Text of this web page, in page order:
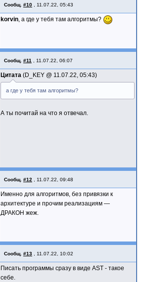
Сообщ. #10 11.07.22, 05:43
korvin, а где у тебя там алгоритмы?
Сообщ. #11 11.07.22, 06:07
Цитата D_KEY @ 11.07.22, 05:43
а где у тебя там алгоритмы?
А ты почитай на что я отвечал.
Сообщ. #12 11.07.22, 09:48
Именно для алгоритмов, без привязки к
архитектуре и прочим реализациям —
ДРАКОН жеж.
Сообщ. #13 11.07.22, 10:02
Писать программы сразу в виде AST - такое
себе.